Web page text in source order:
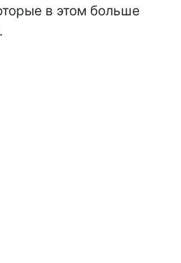
в этом больше